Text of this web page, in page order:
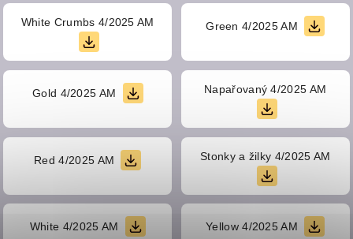
White Crumbs 4/2025 AM Green 4/2025 AM
Gold 4/2025 AM Napařovaný 4/2025 AM
Red 4/2025 AM Stonky a žilky 4/2025 AM
White 4/2025 AM Yellow 4/2025 AM